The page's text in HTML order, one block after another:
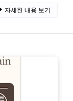
자세한 내용 보기